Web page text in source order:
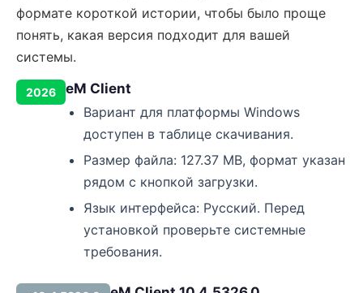
формате короткой истории, чтобы было проще
понять, какая версия подходит для вашей
системы.
2026
eM Client
Вариант для платформы Windows
доступен в таблице скачивания.
Размер файла: 127.37 MB, формат указан
рядом с кнопкой загрузки.
Язык интерфейса: Русский. Перед
установкой проверьте системные
требования.